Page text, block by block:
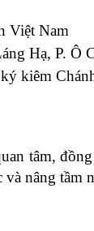
Việt Nam
Hạ, P. Ô
kiêm
tâm,
nâng tầm